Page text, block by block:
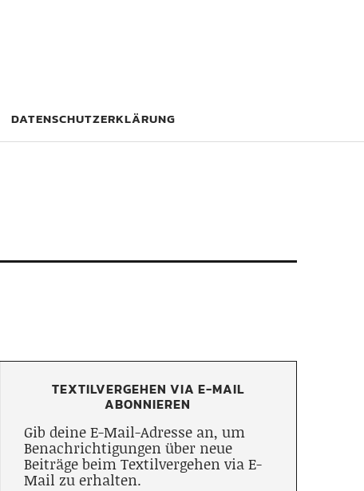
DATENSCHUTZERKLÄRUNG
TEXTILVERGEHEN VIA E-MAIL
ABONNIEREN
Gib deine E-Mail-Adresse an, um
Benachrichtigungen über neue
Beiträge beim Textilvergehen via E-
Mail zu erhalten.